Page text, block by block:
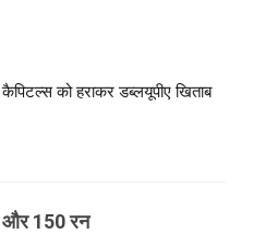
को हराकर डब्लयूपीए खिताब
150 रन